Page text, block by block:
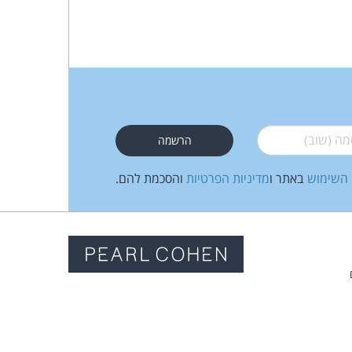
(שוב)*
השימוש באתר ומדיניות הפרטיות והסכמת להם.